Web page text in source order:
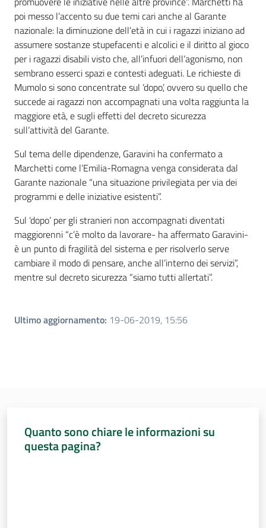
poi messo l’accento su due temi cari anche al Garante
nazionale: la diminuzione dell’età in cui i ragazzi iniziano ad
assumere sostanze stupefacenti e alcolici e il diritto al gioco
per i ragazzi disabili visto che, all’infuori dell’agonismo, non
sembrano esserci spazi e contesti adeguati. Le richieste di
Mumolo si sono concentrate sul ‘dopo’, ovvero su quello che
succede ai ragazzi non accompagnati una volta raggiunta la
maggiore età, e sugli effetti del decreto sicurezza
sull’attività del Garante.
Sul tema delle dipendenze, Garavini ha confermato a
Marchetti come l’Emilia-Romagna venga considerata dal
Garante nazionale “una situazione privilegiata per via dei
programmi e delle iniziative esistenti”.
Sul ‘dopo’ per gli stranieri non accompagnati diventati
maggiorenni “c’è molto da lavorare- ha affermato Garavini-
è un punto di fragilità del sistema e per risolverlo serve
cambiare il modo di pensare, anche all’interno dei servizi”,
mentre sul decreto sicurezza “siamo tutti allertati”.
Ultimo aggiornamento: 19-06-2019, 15:56
Quanto sono chiare le informazioni su
questa pagina?